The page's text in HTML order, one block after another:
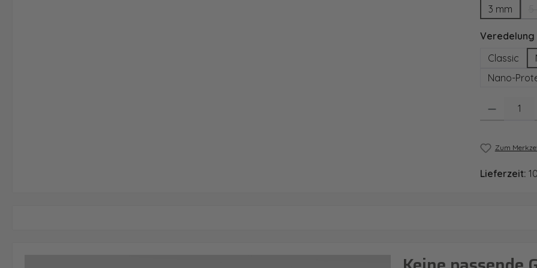
3 mm
Veredelung
Classic
Nano-
Produkt
Zum
Lieferzeit: